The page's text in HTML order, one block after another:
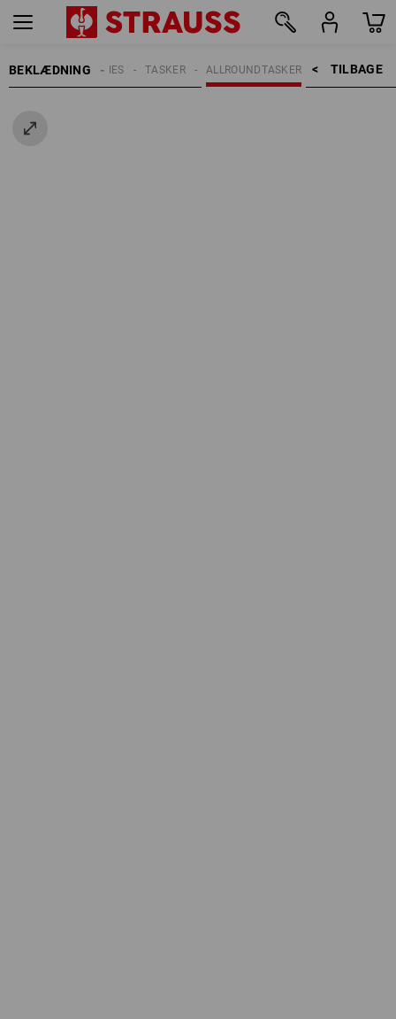
BEKLÆDNING TILBAGE    >
ALLROUNDTASKER
TASKER
ACCESSORIES